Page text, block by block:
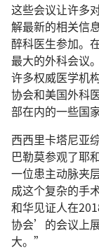
这些会议让许多
解最新的相关信
醉科医生参加。
最大的外科会议
许多权威医学机
协会和美国外科
部在内的一些国
西西里卡塔尼亚
巴勒莫参观了耶
一位患主动脉夹
成这个复杂的手
和华见证人在
协会’的会议上
大。”